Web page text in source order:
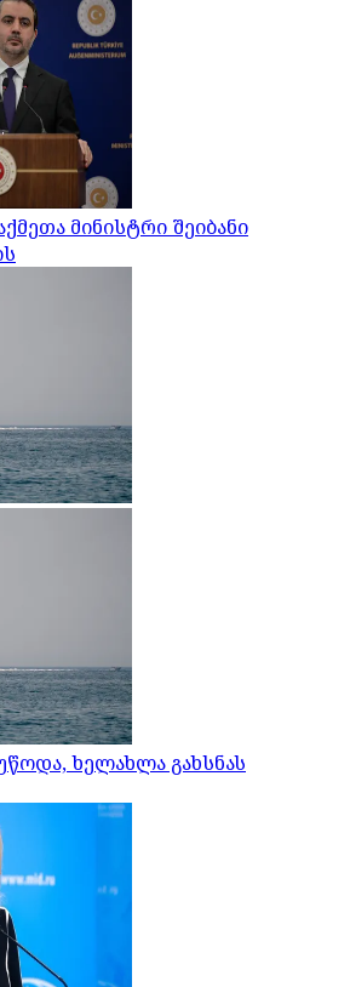
მინისტრი შეიბანი
ხელახლა გახსნას